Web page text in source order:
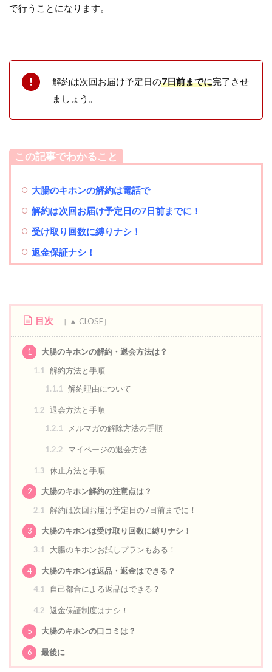
で行うことになります。
解約は次回お届け予定日の7日前までに完了させ
ましょう。
この記事でわかること
大腸のキホンの解約は電話で
解約は次回お届け予定日の7日前までに！
受け取り回数に縛りナシ！
返金保証ナシ！
目次
1
大腸のキホンの解約・退会方法は？
1.1
解約方法と手順
1.1.1
解約理由について
1.2 退会方法と手順
1.2.1
メルマガの解除方法の手順
1.2.2 マイページの退会方法
1.3 休止方法と手順
2
大腸のキホン解約の注意点は？
2.1
解約は次回お届け予定日の7日前までに！
3
大腸のキホンは受け取り回数に縛りナシ！
3.1
大腸のキホンお試しプランもある！
4
大腸のキホンは返品・返金はできる？
4.1
自己都合による返品はできる？
4.2 返金保証制度はナシ！
5 大腸のキホンの口コミは？
6 最後に